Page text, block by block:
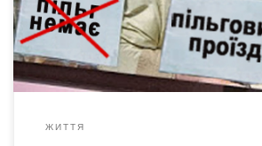
але 2 місяці передбачені на підготовку,
проїзд доведеться з червня, пише Сегодня.
[…]
ЖИТТЯ